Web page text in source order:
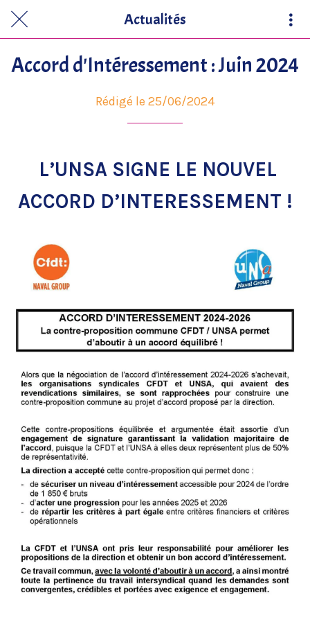
Actualités
Accord d'Intéressement : Juin 2024
Rédigé le 25/06/2024
L’UNSASIGNE LE NOUVEL
ACCORD D’INTERESSEMENT !